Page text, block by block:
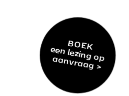
BOEK
een lezing op aanvraag >